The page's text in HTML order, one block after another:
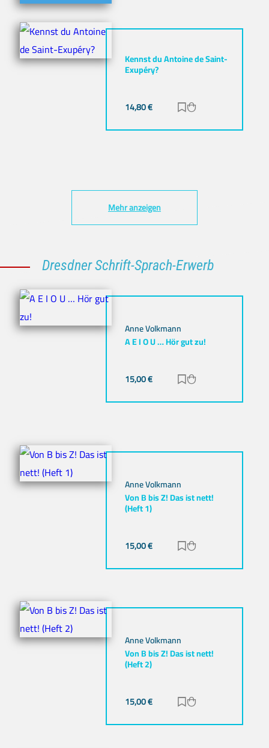
Kennst du Antoine de Saint-
Exupéry?
14,80€ Zur Merkliste
Mehr anzeigen
Dresdner Schrift-Sprach-Erwerb
Anne Volkmann
A E I O U … Hör gut zu!
15,00€ Zur Merkliste
Anne Volkmann
Von B bis Z! Das ist nett!
(Heft 1)
15,00€ Zur Merkliste
Anne Volkmann
Von B bis Z! Das ist nett!
(Heft 2)
15,00€ Zur Merkliste